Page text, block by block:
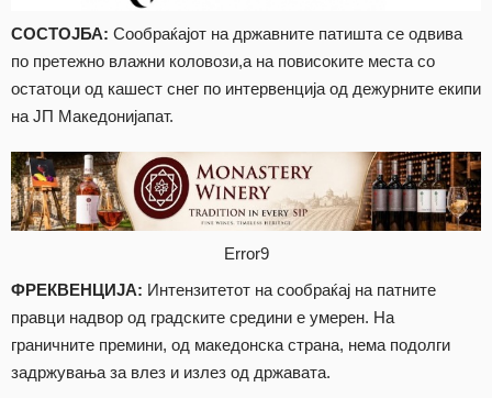
СОСТОЈБА: Сообраќајот на државните патишта се одвивa
по претежно влажни коловози,а на повисоките места со
остатоци од кашест снег по интервенција од дежурните екипи
на ЈП Македонијапат.
Error9
ФРЕКВЕНЦИЈА: Интензитетот на сообраќај на патните
правци надвор од градските средини е умерен. На
граничните премини, од македонска страна, нема подолги
задржувања за влез и излез од државата.